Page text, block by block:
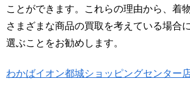
ことができます。これらの理由から、着
さまざまな商品の買取を考えている場合
選ぶことをお勧めします。
わかばイオン都城ショッピングセンター